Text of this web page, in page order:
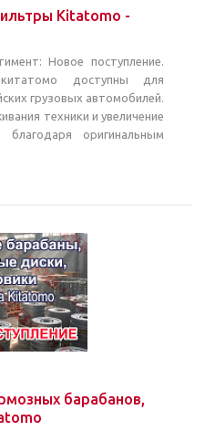
Kitatomo -
Новое поступление.
доступны для
грузовых автомобилей.
техники и увеличение
оригинальным
барабанов,